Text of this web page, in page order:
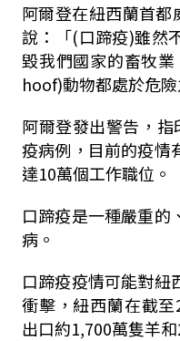
阿爾登在紐西蘭首
說：「(口蹄疫)雖然
毀我們國家的畜牧
hoof)動物都處於危險
阿爾登發出警告，
疫病例，目前的疫情
達10萬個工作職位。
口蹄疫是一種嚴重的
病。
口蹄疫疫情可能對紐
衝擊，紐西蘭在截
出口約1,700萬隻羊